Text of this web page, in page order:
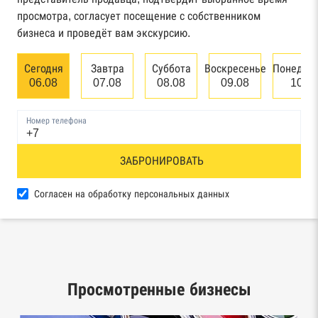
арбитражного суда
Единый федеральный реестр сведений о
банкротстве юридических лиц
Реестр товарных знаков и знаков обслуживания
База исполнительного производства
Реестры лицензий: Росалкоголь,
Росздравнадзор, Рособрнадзор, Роскомнадзор,
просмотра, согласует посещение с собственником
бизнеса и проведёт вам экскурсию.
Сегодня
06.08
Завтра
07.08
Суббота
08.08
Воскресенье
09.08
10.08
Номер телефона
ЗАБРОНИРОВАТЬ
Согласен на обработку персональных данных
Просмотренные бизнесы